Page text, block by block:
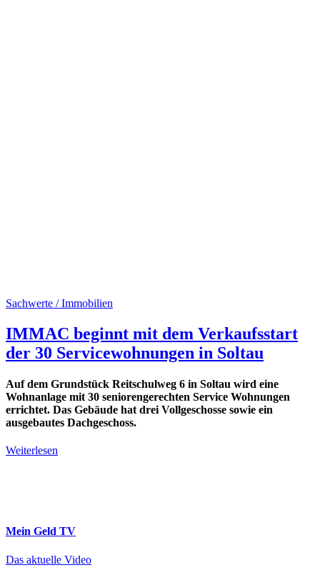
Sachwerte / Immobilien
IMMAC beginnt mit dem Verkaufsstart
der 30 Servicewohnungen in Soltau
Auf dem Grundstück Reitschulweg 6 in Soltau wird eine
Wohnanlage mit 30 seniorengerechten Service Wohnungen
errichtet. Das Gebäude hat drei Vollgeschosse sowie ein
ausgebautes Dachgeschoss.
Weiterlesen
Mein Geld TV
Das aktuelle Video